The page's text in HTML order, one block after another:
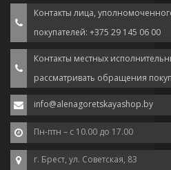
Контакты лица,
покупателей: +375 29 145 06 00
Контакты местных
рассматривать обращения
info@alenagoretskayashop.by
Пн-птн – с 10.00 до 17.00
г. Брест, ул. Советская, 83